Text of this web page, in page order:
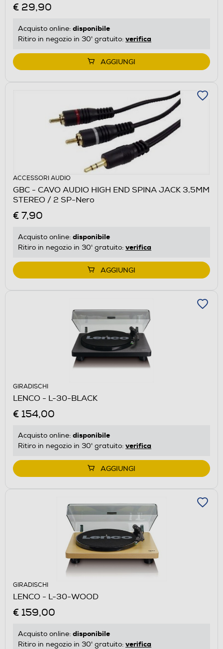
€ 29,90
Acquisto online: disponibile
Ritiro in negozio in 30' gratuito: verifica
AGGIUNGI
ACCESSORI AUDIO
GBC - CAVO AUDIO HIGH END SPINA JACK 3,5MM
STEREO / 2 SP-Nero
€ 7,90
Acquisto online: disponibile
Ritiro in negozio in 30' gratuito: verifica
AGGIUNGI
GIRADISCHI
LENCO - L-30-BLACK
€ 154,00
Acquisto online: disponibile
Ritiro in negozio in 30' gratuito: verifica
AGGIUNGI
GIRADISCHI
LENCO - L-30-WOOD
€ 159,00
Acquisto online: disponibile
Ritiro in negozio in 30' gratuito: verifica